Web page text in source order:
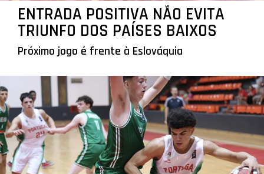
ENTRADA POSITIVA NÃO EVITA
TRIUNFO DOS PAÍSES BAIXOS
Próximo jogo é frente à Eslováquia